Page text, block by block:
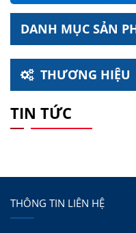
DANH MỤC SẢN
THƯƠNG HIỆU
TIN TỨC
THÔNG TIN LIÊN HỆ